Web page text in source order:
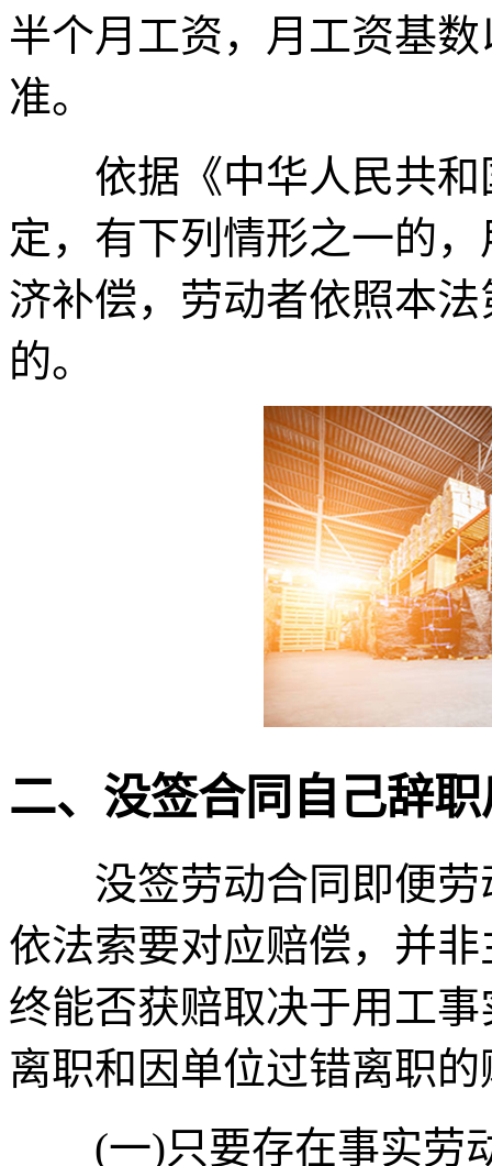
半个月工资，月工资基
准。
依据《中华人民共和
定，有下列情形之一的
济补偿，劳动者依照本
的。
二、没签合同自己辞
没签劳动合同即便劳
依法索要对应赔偿，并
终能否获赔取决于用工
离职和因单位过错离职
(一)只要存在事实劳